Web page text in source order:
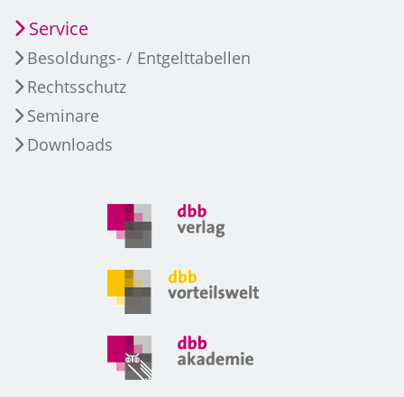
Service
Besoldungs- / Entgelttabellen
Rechtsschutz
Seminare
Downloads